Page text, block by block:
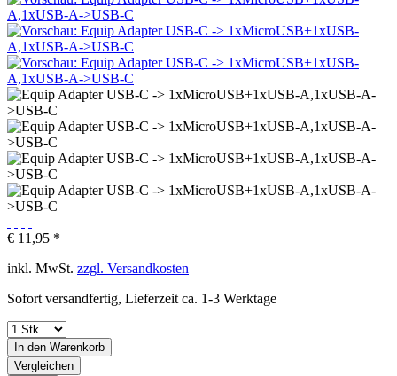
€ 11,95 *
inkl. MwSt. zzgl. Versandkosten
Sofort versandfertig, Lieferzeit ca. 1-3 Werktage
In den Warenkorb
Vergleichen